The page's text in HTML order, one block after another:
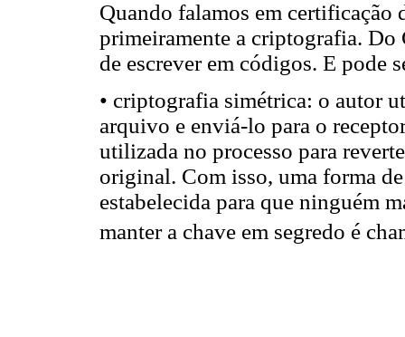
Quando falamos em certificação
primeiramente a criptografia.
de escrever em códigos. E pode
• criptografia simétrica: o autor
arquivo e enviá-lo para o
utilizada no processo para
original. Com isso, uma forma
estabelecida para que ninguém
manter a chave em segredo é